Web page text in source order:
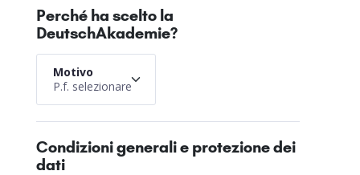
Perché ha scelto la
DeutschAkademie?
Motivo
P.f. selezionare
Condizioni generali e protezione dei
dati